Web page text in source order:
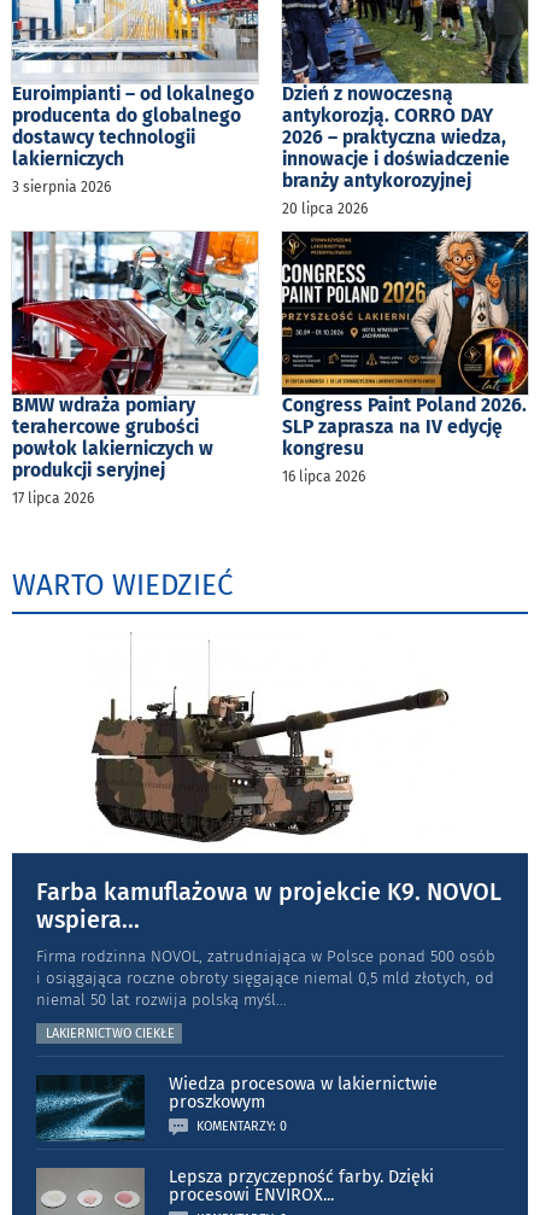
Euroimpianti – od lokalnego
producenta do globalnego
dostawcy technologii
lakierniczych
3 sierpnia 2026
Dzień z nowoczesną
antykorozją. CORRO DAY
2026 – praktyczna wiedza,
innowacje i doświadczenie
branży antykorozyjnej
20 lipca 2026
BMW wdraża pomiary
terahercowe grubości
powłok lakierniczych w
produkcji seryjnej
17 lipca 2026
Congress Paint Poland 2026.
SLP zaprasza na IV edycję
kongresu
16 lipca 2026
WARTO WIEDZIEĆ
Farba kamuflażowa w projekcie K9. NOVOL
wspiera...
Firma rodzinna NOVOL, zatrudniająca w Polsce ponad 500 osób
i osiągająca roczne obroty sięgające niemal 0,5 mld złotych, od
niemal 50 lat rozwija polską myśl...
LAKIERNICTWO CIEKŁE
Wiedza procesowa w lakiernictwie
proszkowym
KOMENTARZY: 0
Lepsza przyczepność farby. Dzięki
procesowi ENVIROX...